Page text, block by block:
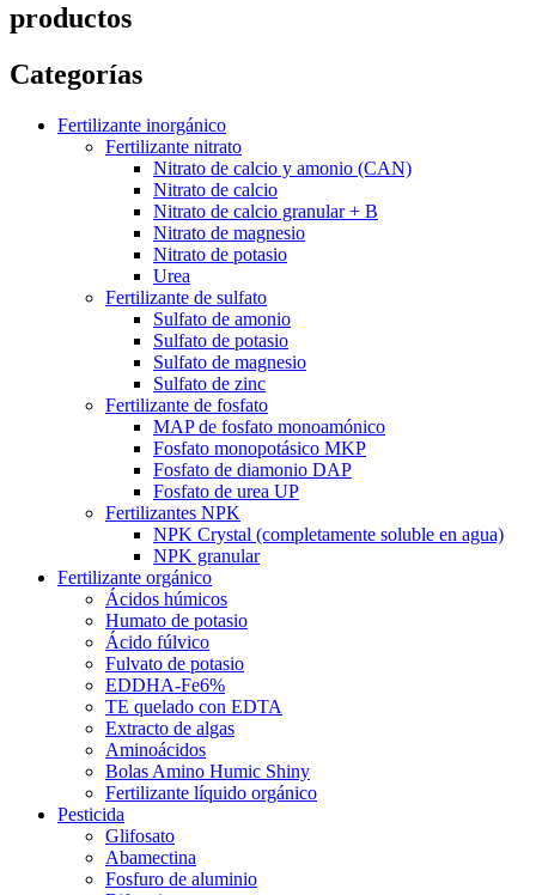
productos
Categorías
Fertilizante inorgánico
Fertilizante nitrato
Nitrato de calcio y amonio (CAN)
Nitrato de calcio
Nitrato de calcio granular + B
Nitrato de magnesio
Nitrato de potasio
Urea
Fertilizante de sulfato
Sulfato de amonio
Sulfato de potasio
Sulfato de magnesio
Sulfato de zinc
Fertilizante de fosfato
MAP de fosfato monoamónico
Fosfato monopotásico MKP
Fosfato de diamonio DAP
Fosfato de urea UP
Fertilizantes NPK
NPK Crystal (completamente soluble en agua)
NPK granular
Fertilizante orgánico
Ácidos húmicos
Humato de potasio
Ácido fúlvico
Fulvato de potasio
EDDHA-Fe6%
TE quelado con EDTA
Extracto de algas
Aminoácidos
Bolas Amino Humic Shiny
Fertilizante líquido orgánico
Pesticida
Glifosato
Abamectina
Fosfuro de aluminio